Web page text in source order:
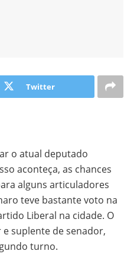
Twitter
o atual deputado
aconteça, as chances
alguns articuladores
teve bastante voto na
Liberal na cidade. O
suplente de senador,
turno.